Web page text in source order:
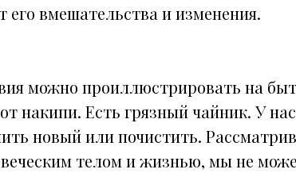
его вмешательства и изменения.
можно проиллюстрировать на
накипи. Есть грязный чайник. У
новый или почистить.
телом и жизнью, мы не